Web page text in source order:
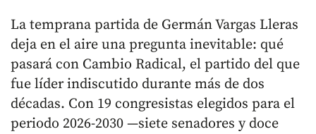
La temprana partida de Germán Vargas Lleras
deja en el aire una pregunta inevitable: qué
pasará con Cambio Radical, el partido del que
fue líder indiscutido durante más de dos
décadas. Con 19 congresistas elegidos para el
periodo 2026-2030 —siete senadores y doce